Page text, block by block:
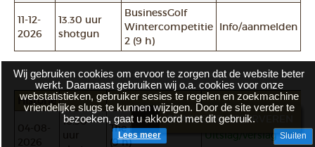
Wij gebruiken cookies om ervoor te zorgen dat de website beter
werkt. Daarnaast gebruiken wij o.a. cookies voor onze
webstatistieken, gebruiker sesies te regelen en zoekmachine
vriendelijke slugs te kunnen wijzigen. Door de site verder te
bezoeken, gaat u akkoord met dit gebruik.
Lees meer Sluiten
11-12-
2026
13.30 uur
shotgun
BusinessGolf
Wintercompetitie
2 (9 h)
Info/aanmelden
Historie
18.30
The perfect nine 4
(9 h)
Uitslag/verslag
BRASSERIE RESERVEREN